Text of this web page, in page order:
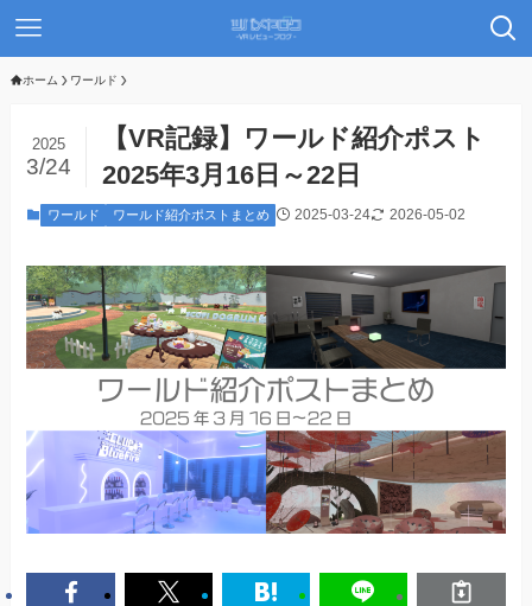
ホーム ワールド
【VR記録】ワールド紹介ポスト
2025年3月16日～22日
2025
3/24
ワールド ワールド紹介ポストまとめ 2025-03-24 2026-05-02